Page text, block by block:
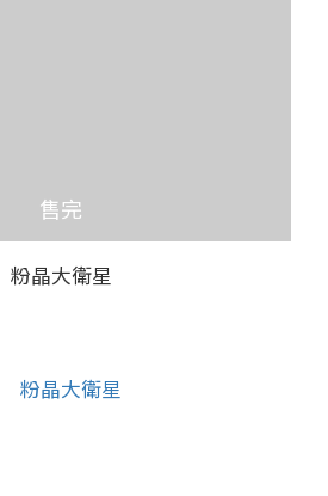
售完
粉晶大衛星